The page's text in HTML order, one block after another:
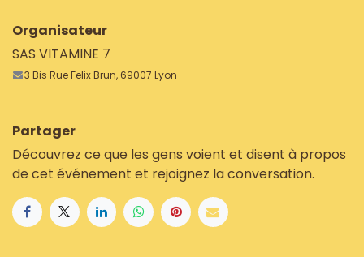
Organisateur
SAS VITAMINE 7
3 Bis Rue Felix Brun, 69007 Lyon
Partager
Découvrez ce que les gens voient et disent à propos
de cet événement et rejoignez la conversation.